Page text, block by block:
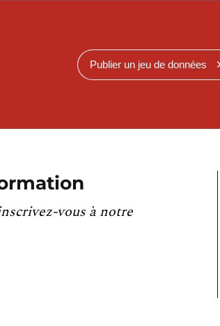
Publier un jeu de données
vous à notre